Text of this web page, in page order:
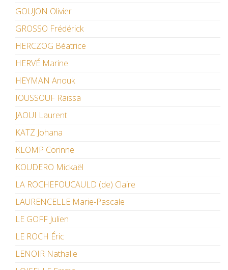
GOUJON Olivier
GROSSO Frédérick
HERCZOG Béatrice
HERVÉ Marine
HEYMAN Anouk
IOUSSOUF Raïssa
JAOUI Laurent
KATZ Johana
KLOMP Corinne
KOUDERO Mickaël
LA ROCHEFOUCAULD (de) Claire
LAURENCELLE Marie-Pascale
LE GOFF Julien
LE ROCH Éric
LENOIR Nathalie